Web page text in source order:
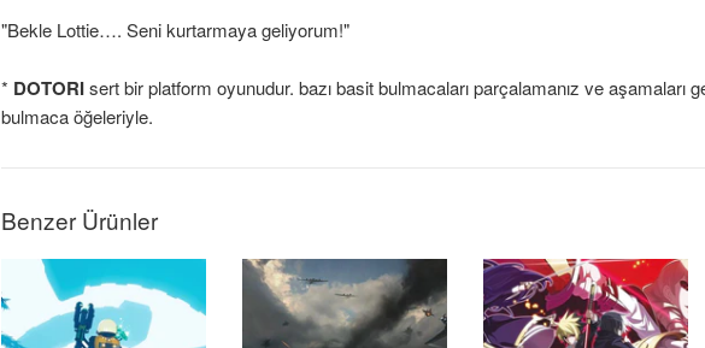
"Bekle Lottie…. Seni kurtarmaya geliyorum!"
* DOTORIsert bir platform oyunudur. bazı basit bulmacaları parçalamanız ve aşamaları
bulmaca öğeleriyle.
Benzer Ürünler